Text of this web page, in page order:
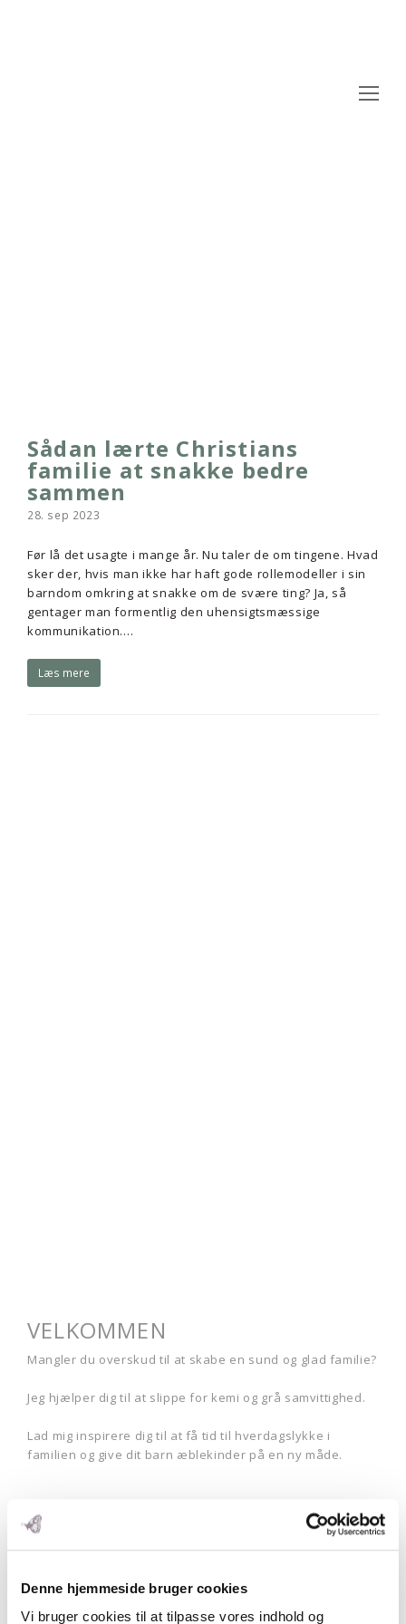
Denne hjemmeside bruger cookies
Vi bruger cookies til at tilpasse vores indhold og
Sådan lærte Christians
familie at snakke bedre
sammen
28. sep 2023
Før lå det usagte i mange år. Nu taler de om tingene. Hvad
sker der, hvis man ikke har haft gode rollemodeller i sin
barndom omkring at snakke om de svære ting? Ja, så
gentager man formentlig den uhensigtsmæssige
kommunikation.…
Læs mere
VELKOMMEN
Mangler du overskud til at skabe en sund og glad familie?
Jeg hjælper dig til at slippe for kemi og grå samvittighed.
Lad mig inspirere dig til at få tid til hverdagslykke i
familien og give dit barn æblekinder på en ny måde.
Search